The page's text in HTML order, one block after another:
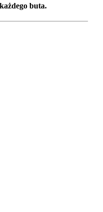
buta.